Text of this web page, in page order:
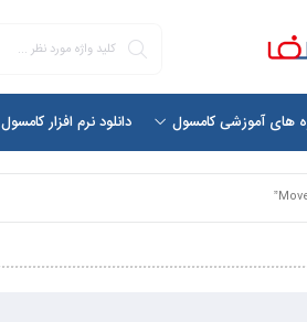
های آموزشی کامسول دانلود نرم افزار کامسول